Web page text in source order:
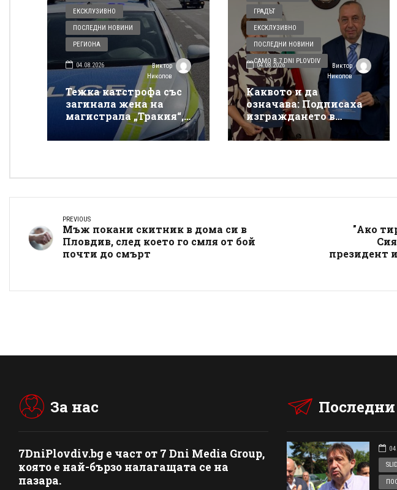
ЕКСКЛУЗИВНО
ПОСЛЕДНИ НОВИНИ
РЕГИОНА
04.08.2026
Виктор
Николов
Тежка катстрофа със
загинала жена на
магистрала „Тракия“,
няма информация за
другите пострадали
ГРАДЪТ
ЕКСКЛУЗИВНО
ПОСЛЕДНИ НОВИНИ
САМО В 7 DNI PLOVDIV
04.08.2026
Виктор
Николов
Каквото и да
означава: Подписаха
изграждането в
Пловдив на
космически център за
PREVIOUS
Мъж покани скитник в дома си в
Пловдив, след което го смля от бой
почти до смърт
"Ако
президент
За нас
7DniPlovdiv.bg e част от 7 Dni Media Group,
която е най-бързо налагащата се на
пазара.